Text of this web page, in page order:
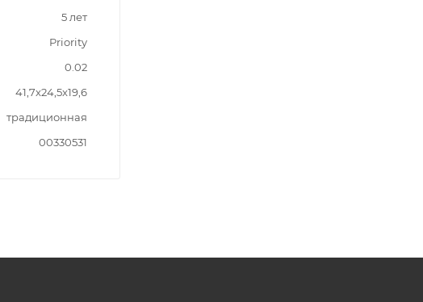
5 лет
Priority
0.02
41,7x24,5x19,6
традиционная
00330531